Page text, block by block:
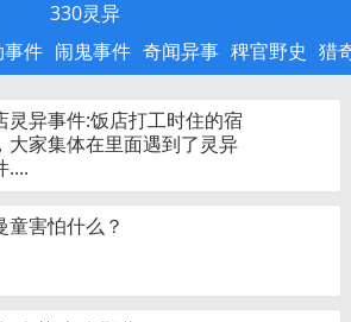
330灵异
件 闹鬼事件 奇闻异事 稗官野史 猎
灵异事件:饭店打工时住的宿
大家集体在里面遇到了灵异
....
童害怕什么？